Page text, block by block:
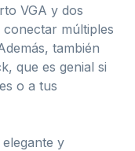
VGA y dos
múltiples
también
que es genial si
o a tus
y